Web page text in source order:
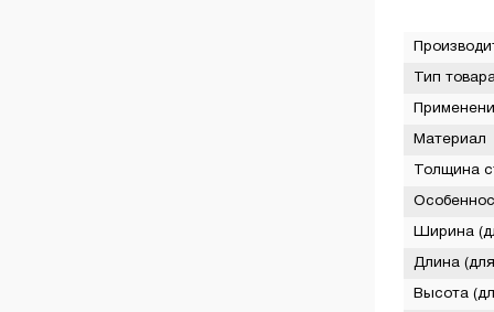
Тип
Материал
Толщина
Ширина
Длина
Высота